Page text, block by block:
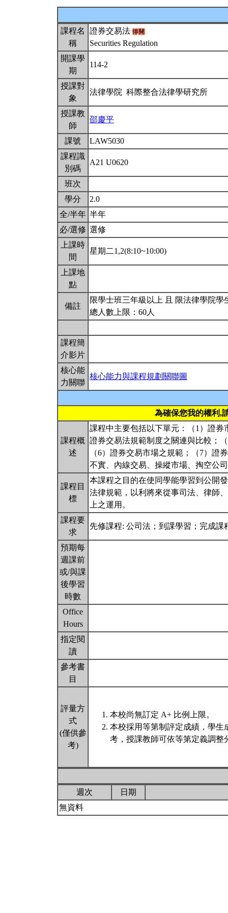
課程名
稱
證券交易法
Securities Regulation
開課學
期
114-2
授課對
象
法律學院 科際整合法律學研究所
授課教
師
邵慶平
課號
LAW5030
課程識
別碼
A21 U0620
班次
學分
2.0
全/半年 半年
必/選修 選修
上課時
間
星期二1,2(8:10~10:00)
上課地
點
備註
限學士班三年級以上 且 限法律學院學
總人數上限：60人
課程簡
介影片
核心能
力關聯
核心能力與課程規劃關聯圖
為確保您我的權利,
課程概
述
課程中主要包括以下單元：（1）證
證券交易法規範制度之關連與比較；
（6）證券交易市場之規範；（7）證
不實、內線交易、操縱市場、掏空公
課程目
標
本課程之目的在使同學能學習到公開
法律規範，以利將來從事司法、律師
上之運用。
課程要
求
先修課程: 公司法；到課學習；完成
預期每
週課前
或/與課
後學習
時數
Office
Hours
指定閱
讀
參考書
目
評量方
式
(僅供參
考)
本校尚無訂定 A+ 比例上限。
本校採用等第制評定成績，學生
考，授課教師可依等第定義調整
週次
日期
無資料